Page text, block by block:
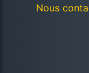
Nous